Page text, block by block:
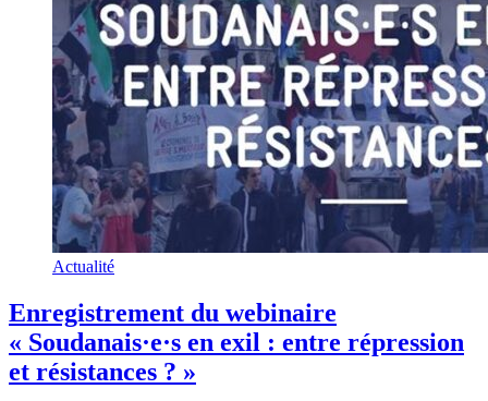
Actualité
Enregistrement du webinaire
« Soudanais·e·s en exil : entre répression
et résistances ? »